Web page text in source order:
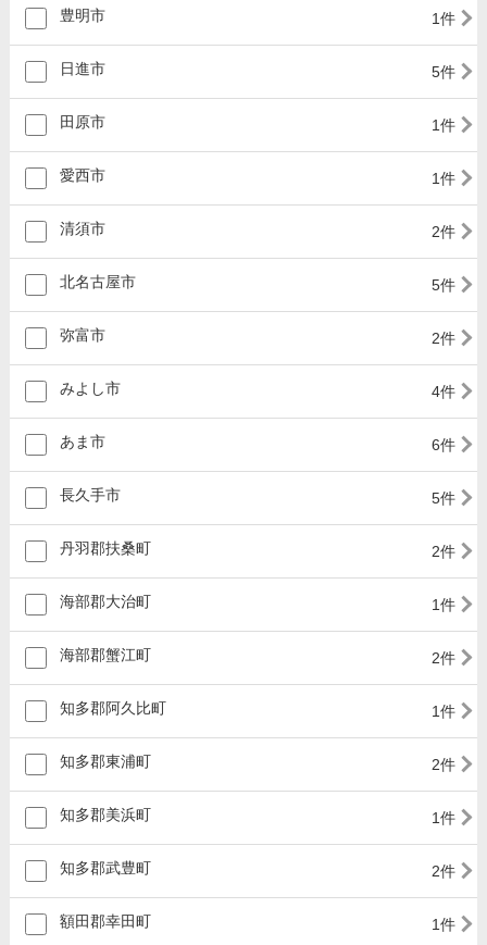
豊明市 1件
日進市 5件
田原市 1件
愛西市 1件
清須市 2件
北名古屋市 5件
弥富市 2件
みよし市 4件
あま市 6件
長久手市 5件
丹羽郡扶桑町 2件
海部郡大治町 1件
海部郡蟹江町 2件
知多郡阿久比町 1件
知多郡東浦町 2件
知多郡美浜町 1件
知多郡武豊町 2件
額田郡幸田町 1件